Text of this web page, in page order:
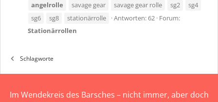
angelrolle
savage gear savage gear rolle sg2
sg4
sg6
sg8 stationärrolle Antworten: 62 Forum:
Stationärrollen
Schlagworte
Im Wendekreis des Barsches – nicht immer, aber doch